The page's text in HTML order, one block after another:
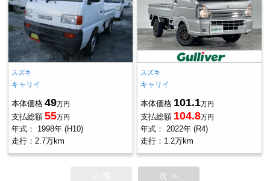
スズキ
キャリイ
本体価格 49万円
支払総額 55万円
年式：
1998年 (H10)
走行： 2.7万km
スズキ
キャリイ
本体価格 101.1万円
支払総額 104.8万円
年式：
2022年 (R4)
走行： 1.2万km
次 ≫